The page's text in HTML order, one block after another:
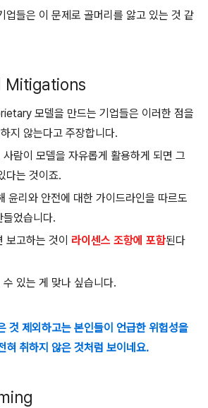
들은 이 문제로 골머리를 앓고 있는 것 같
Mitigations
모델을 만드는 기업들은 이러한 점을
지 않는다고 주장합니다.
람이 모델을 자유롭게 활용하게 되면 그
다는 것이죠.
윤리와 안전에 대한 가이드라인을 따르도
었습니다.
보고하는 것이 라이센스 조항에 포함된다
있는 게 맞나 싶습니다.
것 제외하고는 본인들이 언급한 위험성을
혀 취하지 않은 것처럼 보이네요.